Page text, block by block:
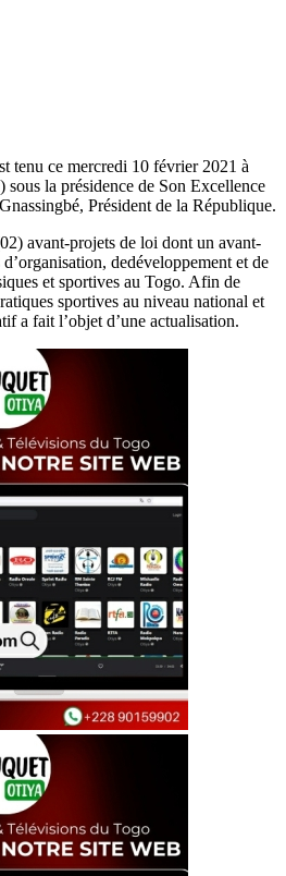
tenu ce mercredi 10 février 2021 à
la présidence de Son Excellence
Président de la République.
avant-projets de loi dont un avant-
dedéveloppement et de
et sportives au Togo. Afin de
sportives au niveau national et
a fait l’objet d’une actualisation.